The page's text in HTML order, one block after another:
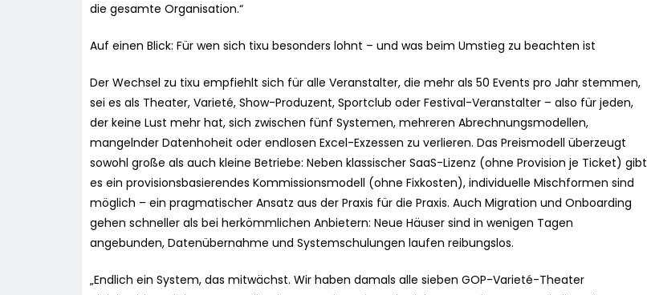
die gesamte Organisation.“
Auf einen Blick: Für wen sich tixu besonders lohnt – und was beim Umstieg zu beachten ist
Der Wechsel zu tixu empfiehlt sich für alle Veranstalter, die mehr als 50 Events pro Jahr stemmen,
sei es als Theater, Varieté, Show-Produzent, Sportclub oder Festival-Veranstalter – also für jeden,
der keine Lust mehr hat, sich zwischen fünf Systemen, mehreren Abrechnungsmodellen,
mangelnder Datenhoheit oder endlosen Excel-Exzessen zu verlieren. Das Preismodell überzeugt
sowohl große als auch kleine Betriebe: Neben klassischer SaaS-Lizenz (ohne Provision je Ticket) gibt
es ein provisionsbasierendes Kommissionsmodell (ohne Fixkosten), individuelle Mischformen sind
möglich – ein pragmatischer Ansatz aus der Praxis für die Praxis. Auch Migration und Onboarding
gehen schneller als bei herkömmlichen Anbietern: Neue Häuser sind in wenigen Tagen
angebunden, Datenübernahme und Systemschulungen laufen reibungslos.
„Endlich ein System, das mitwächst. Wir haben damals alle sieben GOP-Varieté-Theater